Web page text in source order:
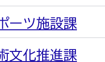
ーツ施設課
文化推進課